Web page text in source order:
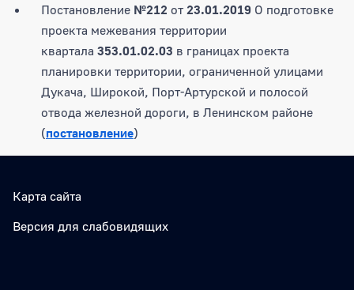
Постановление №212 от 23.01.2019 О подготовке
проекта межевания территории
квартала 353.01.02.03 в границах проекта
планировки территории, ограниченной улицами
Дукача, Широкой, Порт-Артурской и полосой
отвода железной дороги, в Ленинском районе
(постановление)
Карта сайта
Версия для слабовидящих